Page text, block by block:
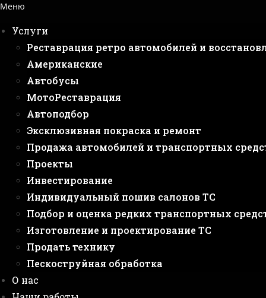
Меню
Услуги
Реставрация ретро автомобилей и
Американские
Автобусы
МотоРеставрация
Автоподбор
Эксклюзивная покраска и ремонт
Продажа автомобилей и транспортных
Проекты
Инвестирование
Индивидуальный пошив салонов ТС
Подбор и оценка редких транспортных
Изготовление и проектирование ТС
Продать технику
Пескоструйная обработка
О нас